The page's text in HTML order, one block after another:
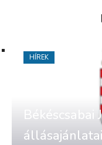
Békéscsabai
állásajánlatai
HÍREK